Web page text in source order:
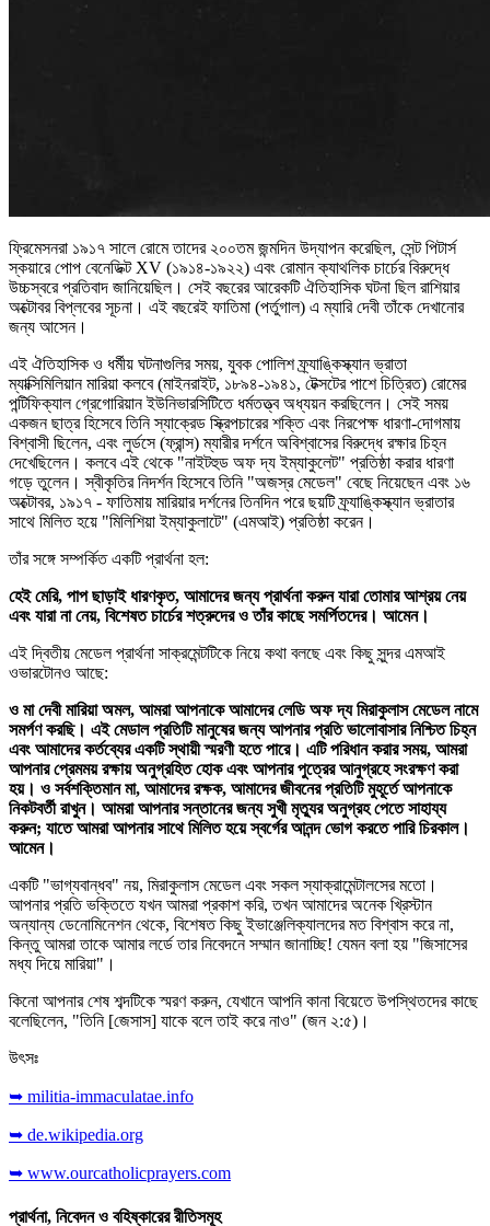
ফ্রিমেসনরা ১৯১৭ সালে রোমে তাদের ২০০তম জন্মদিন উদ্‌যাপন করেছিল, সেন্ট পিটার্স
স্কয়ারে পোপ বেনেডিক্ট XV (১৯১৪-১৯২২) এবং রোমান ক্যাথলিক চার্চের বিরুদ্ধে
উচ্চস্বরে প্রতিবাদ জানিয়েছিল। সেই বছরের আরেকটি ঐতিহাসিক ঘটনা ছিল রাশিয়ার
অক্টোবর বিপ্লবের সূচনা। এই বছরেই ফাতিমা (পর্তুগাল) এ ম্যারি দেবী তাঁকে দেখানোর
জন্য আসেন।
এই ঐতিহাসিক ও ধর্মীয় ঘটনাগুলির সময়, যুবক পোলিশ ফ্র্যাঙ্কিস্ক্যান ভ্রাতা
ম্যাক্সিমিলিয়ান মারিয়া কলবে (মাইনরাইট, ১৮৯৪-১৯৪১, টেক্সটের পাশে চিত্রিত) রোমের
পন্টিফিক্যাল গ্রেগোরিয়ান ইউনিভারসিটিতে ধর্মতত্ত্ব অধ্যয়ন করছিলেন। সেই সময়
একজন ছাত্র হিসেবে তিনি স্যাক্রেড স্ক্রিপচারের শক্তি এবং নিরপেক্ষ ধারণা-দোগমায়
বিশ্বাসী ছিলেন, এবং লুর্ডসে (ফ্রান্স) ম্যারীর দর্শনে অবিশ্বাসের বিরুদ্ধে রক্ষার চিহ্ন
দেখেছিলেন। কলবে এই থেকে "নাইটহুড অফ দ্য ইম্যাকুলেট" প্রতিষ্ঠা করার ধারণা
গড়ে তুলেন। স্বীকৃতির নিদর্শন হিসেবে তিনি "অজস্র মেডেল" বেছে নিয়েছেন এবং ১৬
অক্টোবর, ১৯১৭ - ফাতিমায় মারিয়ার দর্শনের তিনদিন পরে ছয়টি ফ্র্যাঙ্কিস্ক্যান ভ্রাতার
সাথে মিলিত হয়ে "মিলিশিয়া ইম্যাকুলাটে" (এমআই) প্রতিষ্ঠা করেন।
তাঁর সঙ্গে সম্পর্কিত একটি প্রার্থনা হল:
হেই মেরি, পাপ ছাড়াই ধারণকৃত, আমাদের জন্য প্রার্থনা করুন যারা তোমার আশ্রয় নেয়
এবং যারা না নেয়, বিশেষত চার্চের শত্রুদের ও তাঁর কাছে সমর্পিতদের। আমেন।
এই দ্বিতীয় মেডেল প্রার্থনা সাক্রমেন্টটিকে নিয়ে কথা বলছে এবং কিছু সুন্দর এমআই
ওভারটোনও আছে:
ও মা দেবী মারিয়া অমল, আমরা আপনাকে আমাদের লেডি অফ দ্য মিরাকুলাস মেডেল নামে
সমর্পণ করছি। এই মেডাল প্রতিটি মানুষের জন্য আপনার প্রতি ভালোবাসার নিশ্চিত চিহ্ন
এবং আমাদের কর্তব্যের একটি স্থায়ী স্মরণী হতে পারে। এটি পরিধান করার সময়, আমরা
আপনার প্রেমময় রক্ষায় অনুগ্রহিত হোক এবং আপনার পুত্রের আনুগ্রহে সংরক্ষণ করা
হয়। ও সর্বশক্তিমান মা, আমাদের রক্ষক, আমাদের জীবনের প্রতিটি মুহূর্তে আপনাকে
নিকটবর্তী রাখুন। আমরা আপনার সন্তানের জন্য সুখী মৃত্যুর অনুগ্রহ পেতে সাহায্য
করুন; যাতে আমরা আপনার সাথে মিলিত হয়ে স্বর্গের আনন্দ ভোগ করতে পারি চিরকাল।
আমেন।
একটি "ভাগ্যবান্ধব" নয়, মিরাকুলাস মেডেল এবং সকল স্যাক্রামেন্টালসের মতো।
আপনার প্রতি ভক্তিতে যখন আমরা প্রকাশ করি, তখন আমাদের অনেক খ্রিস্টান
অন্যান্য ডেনোমিনেশন থেকে, বিশেষত কিছু ইভাঞ্জেলিক্যালদের মত বিশ্বাস করে না,
কিন্তু আমরা তাকে আমার লর্ডে তার নিবেদনে সম্মান জানাচ্ছি! যেমন বলা হয় "জিসাসের
মধ্য দিয়ে মারিয়া"।
কিনো আপনার শেষ শব্দটিকে স্মরণ করুন, যেখানে আপনি কানা বিয়েতে উপস্থিতদের কাছে
বলেছিলেন, "তিনি [জেসাস] যাকে বলে তাই করে নাও" (জন ২:৫)।
উৎসঃ
➥ militia-immaculatae.info
➥ de.wikipedia.org
➥ www.ourcatholicprayers.com
প্রার্থনা, নিবেদন ও বহিষ্কারের রীতিসমূহ